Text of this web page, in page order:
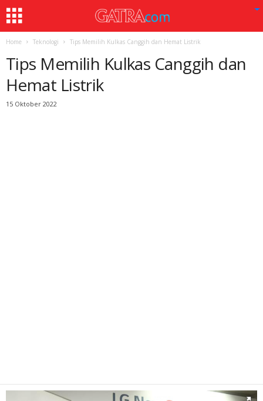
Home Teknologi Tips Memilih Kulkas Canggih dan Hemat Listrik
Tips Memilih Kulkas Canggih dan
Hemat Listrik
15 Oktober 2022